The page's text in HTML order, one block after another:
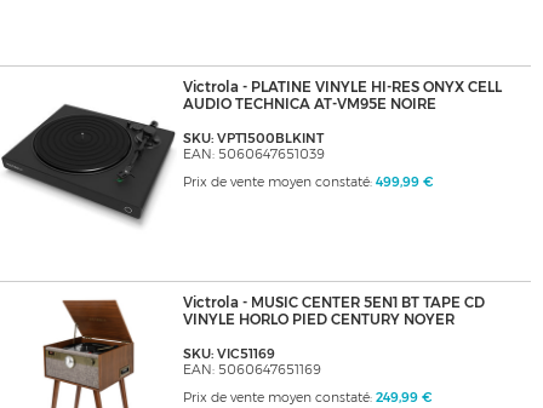
Victrola - PLATINE VINYLE HI-RES ONYX CELL
AUDIO TECHNICA AT-VM95E NOIRE
SKU: VPT1500BLKINT
EAN: 5060647651039
Prix de vente moyen constaté: 499,99 €
Victrola - MUSIC CENTER 5EN1 BT TAPE CD
VINYLE HORLO PIED CENTURY NOYER
SKU: VIC51169
EAN: 5060647651169
Prix de vente moyen constaté: 249,99 €